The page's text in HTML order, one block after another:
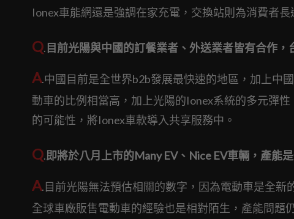
Ionex車能網還是強調在家充電，交換站則為消費者長
Q. 目前光陽與中國的訂餐業者、外送業者皆有合作，
A.中國目前是全世界b2b發展最快速的地區，加上中
動車的比例相當高，加上光陽的Ionex系統的多元彈
的可能性，將Ionex車款導入共享服務中。
Q. 即將於八月上市的Many EV、Nice EV車輛，產能
A.目前光陽無法預估相關的數字，因為電動車是全
全球車廠販售電動車的經驗也是相對陌生，產能問題